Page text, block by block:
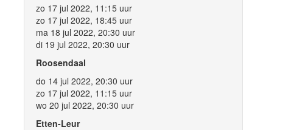
zo 17 jul 2022, 11:15 uur
zo 17 jul 2022, 18:45 uur
ma 18 jul 2022, 20:30 uur
di 19 jul 2022, 20:30 uur
Roosendaal
do 14 jul 2022, 20:30 uur
zo 17 jul 2022, 11:15 uur
wo 20 jul 2022, 20:30 uur
Etten-Leur